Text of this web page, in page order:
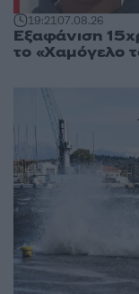
19:2107.08.26
Εξαφάνιση
το «Χαμόγελο